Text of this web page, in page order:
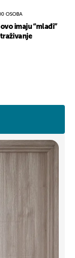
OSOBA
imaju “mlađi”